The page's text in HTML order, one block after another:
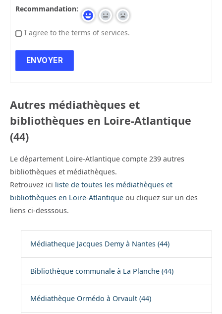
Recommandation:
I agree to the terms of services.
Autres médiathèques et
bibliothèques en Loire-Atlantique
(44)
Le département Loire-Atlantique compte 239 autres
bibliothèques et médiathèques.
Retrouvez ici liste de toutes les médiathèques et
bibliothèques en Loire-Atlantique ou cliquez sur un des
liens ci-desssous.
Médiatheque Jacques Demy à Nantes (44)
Bibliothèque communale à La Planche (44)
Médiathèque Ormédo à Orvault (44)